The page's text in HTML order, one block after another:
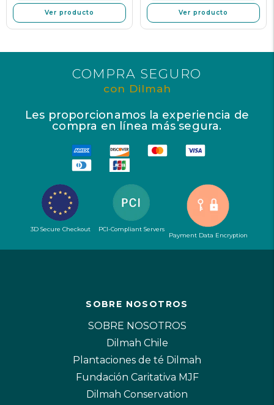
Ver producto Ver producto
COMPRA SEGURO
con Dilmah
Les proporcionamos la experiencia de
compra en línea más segura.
3D Secure Checkout
PCI-Compliant Servers
Payment Data Encryption
SOBRE NOSOTROS
SOBRE NOSOTROS
Dilmah Chile
Plantaciones de té Dilmah
Fundación Caritativa MJF
Dilmah Conservation